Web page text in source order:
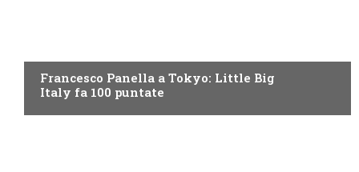
Francesco Panella a Tokyo: Little Big
Italy fa 100 puntate